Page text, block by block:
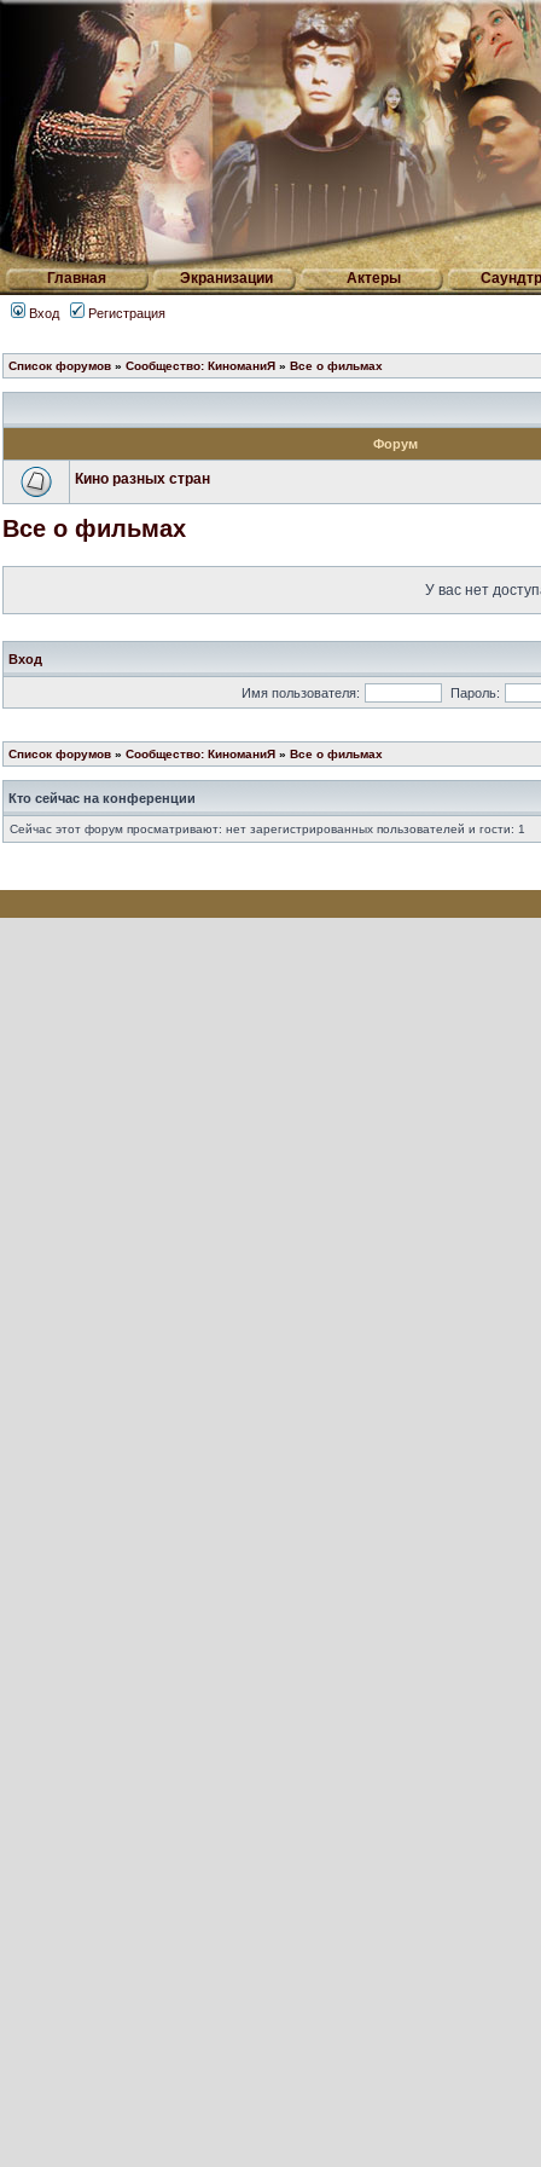
Главная Экранизации Актеры
Вход Регистрация
Список форумов » Сообщество: КиноманиЯ » Все о фильмах
Форум
Кино разных стран
Все о фильмах
У вас нет
Вход
Имя пользователя: Пароль:
Список форумов » Сообщество: КиноманиЯ » Все о фильмах
Кто сейчас на конференции
Сейчас этот форум просматривают: нет зарегистрированных пользователей и гости: 1